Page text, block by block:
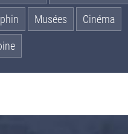
Musées Cinéma